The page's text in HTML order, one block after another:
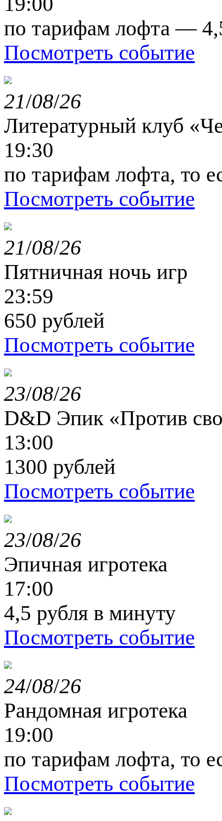
по тарифам лофта —
Посмотреть событие
21/08/26
Литературный клуб
19:30
по тарифам лофта, то
Посмотреть событие
21/08/26
Пятничная ночь игр
23:59
650 рублей
Посмотреть событие
23/08/26
D&D Эпик «Против
13:00
1300 рублей
Посмотреть событие
23/08/26
Эпичная игротека
17:00
4,5 рубля в минуту
Посмотреть событие
24/08/26
Рандомная игротека
19:00
по тарифам лофта, то
Посмотреть событие